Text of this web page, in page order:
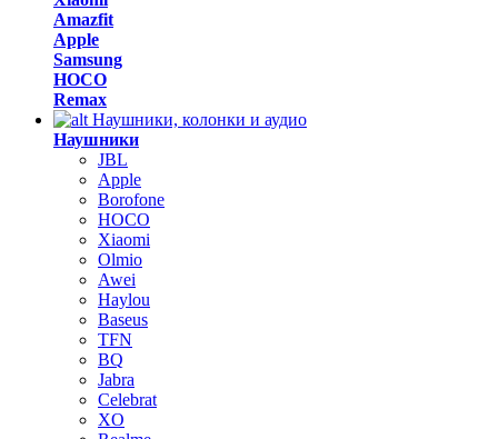
Amazfit
Apple
Samsung
HOCO
Remax
Наушники, колонки и аудио
Наушники
JBL
Apple
Borofone
HOCO
Xiaomi
Olmio
Awei
Haylou
Baseus
TFN
BQ
Jabra
Celebrat
XO